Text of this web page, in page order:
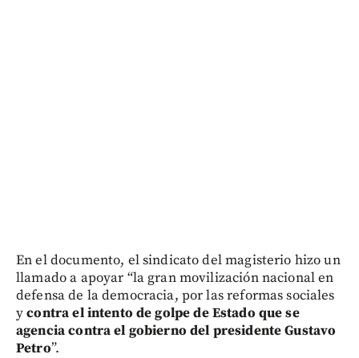
En el documento, el sindicato del magisterio hizo un
llamado a apoyar “la gran movilización nacional en
defensa de la democracia, por las reformas sociales
ycontra el intento de golpe de Estado que se
agencia contra el gobierno del presidente Gustavo
Petro”.